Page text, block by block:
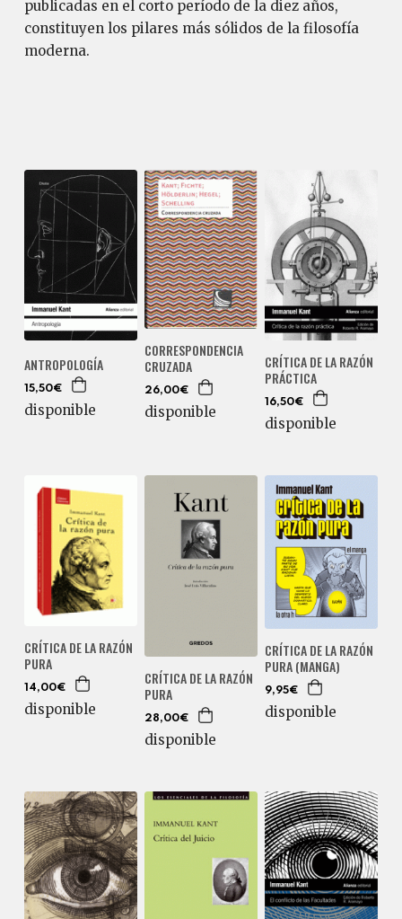
publicadas en el corto período de la diez años,
constituyen los pilares más sólidos de la filosofía
moderna.
ANTROPOLOGÍA
15,50€
disponible
CORRESPONDENCIA
CRUZADA
26,00€
disponible
CRÍTICA DE LA RAZÓN
PRÁCTICA
16,50€
disponible
CRÍTICA DE LA RAZÓN
PURA
14,00€
disponible
CRÍTICA DE LA RAZÓN
PURA
28,00€
disponible
CRÍTICA DE LA RAZÓN
PURA (MANGA)
9,95€
disponible